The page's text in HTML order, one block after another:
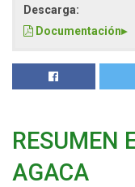
Descarga:
Documentación▸
RESUMEN
AGACA